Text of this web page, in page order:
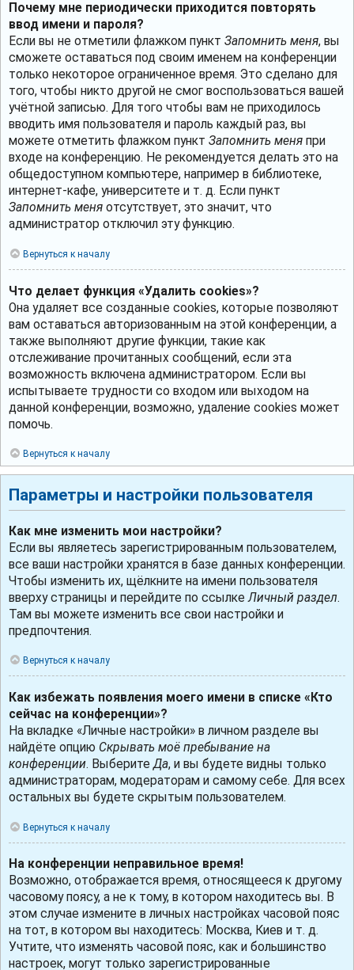
Почему мне периодически приходится повторять
ввод имени и пароля?
Если вы не отметили флажком пункт Запомнить меня, вы
сможете оставаться под своим именем на конференции
только некоторое ограниченное время. Это сделано для
того, чтобы никто другой не смог воспользоваться вашей
учётной записью. Для того чтобы вам не приходилось
вводить имя пользователя и пароль каждый раз, вы
можете отметить флажком пункт Запомнить меня при
входе на конференцию. Не рекомендуется делать это на
общедоступном компьютере, например в библиотеке,
интернет-кафе, университете и т. д. Если пункт
Запомнить меня отсутствует, это значит, что
администратор отключил эту функцию.
Вернуться к началу
Что делает функция «Удалить cookies»?
Она удаляет все созданные cookies, которые позволяют
вам оставаться авторизованным на этой конференции, а
также выполняют другие функции, такие как
отслеживание прочитанных сообщений, если эта
возможность включена администратором. Если вы
испытываете трудности со входом или выходом на
данной конференции, возможно, удаление cookies может
помочь.
Вернуться к началу
Параметры и настройки пользователя
Как мне изменить мои настройки?
Если вы являетесь зарегистрированным пользователем,
все ваши настройки хранятся в базе данных конференции.
Чтобы изменить их, щёлкните на имени пользователя
вверху страницы и перейдите по ссылкеЛичный раздел.
Там вы можете изменить все свои настройки и
предпочтения.
Вернуться к началу
Как избежать появления моего имени в списке «Кто
сейчас на конференции»?
На вкладке «Личные настройки» в личном разделе вы
найдёте опцию Скрывать моё пребывание на
конференции. ВыберитеДа, и вы будете видны только
администраторам, модераторам и самому себе. Для всех
остальных вы будете скрытым пользователем.
Вернуться к началу
На конференции неправильное время!
Возможно, отображается время, относящееся к другому
часовому поясу, а не к тому, в котором находитесь вы. В
этом случае измените в личных настройках часовой пояс
на тот, в котором вы находитесь: Москва, Киев и т. д.
Учтите, что изменять часовой пояс, как и большинство
настроек, могут только зарегистрированные